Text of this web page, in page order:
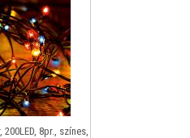
8pr., színes,